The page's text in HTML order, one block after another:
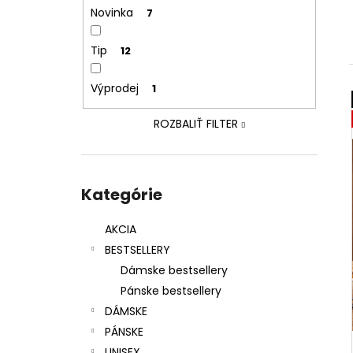
Novinka 7
Tip 12
Výprodej 1
ROZBALIŤ FILTER
kategórie
Kategórie
AKCIA
BESTSELLERY
Dámske bestsellery
Pánske bestsellery
DÁMSKE
PÁNSKE
i
SOL DE VERANO SWEET APPLE BODY
MIST
12 €